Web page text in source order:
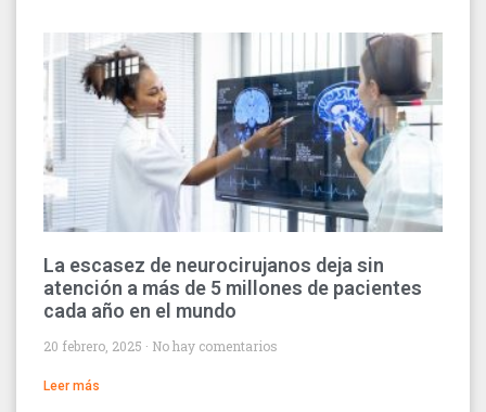
La escasez de neurocirujanos deja sin
atención a más de 5 millones de pacientes
cada año en el mundo
20 febrero, 2025 No hay comentarios
Leer más